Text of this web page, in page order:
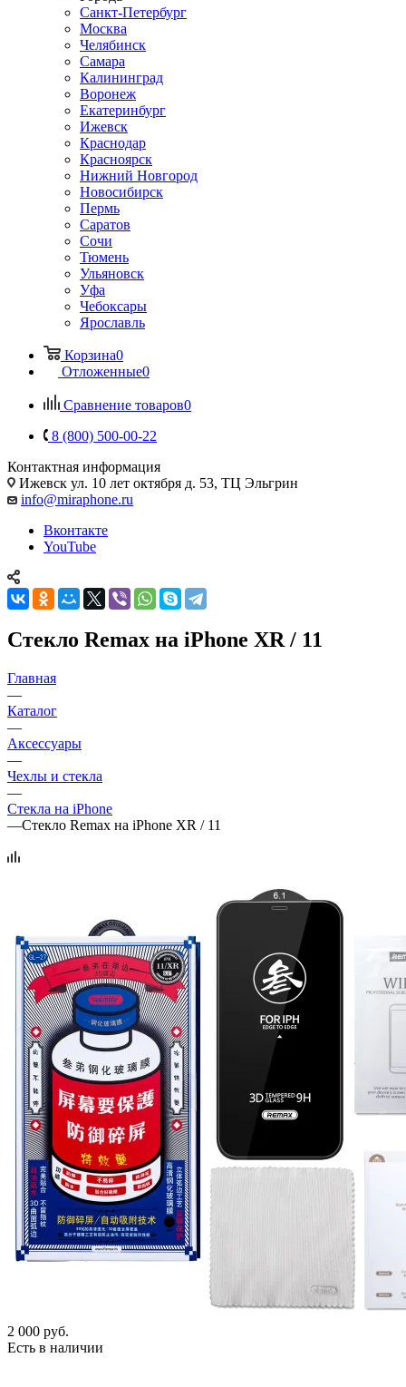
Санкт-Петербург
Москва
Челябинск
Самара
Калининград
Воронеж
Екатеринбург
Ижевск
Краснодар
Красноярск
Нижний Новгород
Новосибирск
Пермь
Саратов
Сочи
Тюмень
Ульяновск
Уфа
Чебоксары
Ярославль
Корзина0
Отложенные0
Сравнение товаров0
8 (800) 500-00-22
Контактная информация
Ижевск ул. 10 лет октября д. 53, ТЦ Эльгрин
info@miraphone.ru
Вконтакте
YouTube
Стекло Remax на iPhone XR / 11
Главная
—
Каталог
—
Аксессуары
—
Чехлы и стекла
—
Стекла на iPhone
—Стекло Remax на iPhone XR / 11
2 000 руб.
Есть в наличии